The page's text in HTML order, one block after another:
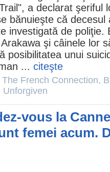
a declarat şeriful
bănuieşte că
investigată de poliţie.
şi câinele lor
posibilitatea unui
... citeşte
The French Connection,
Unforgiven
vous la
femei acum.